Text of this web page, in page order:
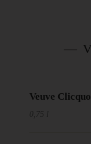
—
Veuve
0,75 l